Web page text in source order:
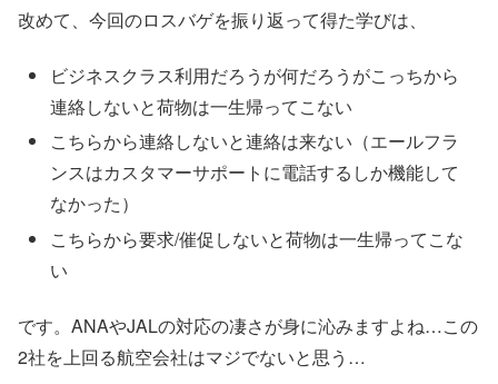
改めて、今回のロスバゲを振り返って得た学びは、
ビジネスクラス利用だろうが何だろうがこっちから
連絡しないと荷物は一生帰ってこない
こちらから連絡しないと連絡は来ない（エールフラ
ンスはカスタマーサポートに電話するしか機能して
なかった）
こちらから要求/催促しないと荷物は一生帰ってこな
い
です。ANAやJALの対応の凄さが身に沁みますよね…この
2社を上回る航空会社はマジでないと思う…